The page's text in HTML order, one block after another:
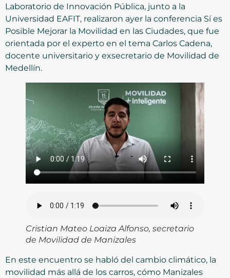
Laboratorio de Innovación Pública, junto a la
Universidad EAFIT, realizaron ayer la conferencia Sí es
Posible Mejorar la Movilidad en las Ciudades, que fue
orientada por el experto en el tema Carlos Cadena,
docente universitario y exsecretario de Movilidad de
Medellín.
Cristian Mateo Loaiza Alfonso, secretario
de Movilidad de Manizales
En este encuentro se habló del cambio climático, la
movilidad más allá de los carros, cómo Manizales